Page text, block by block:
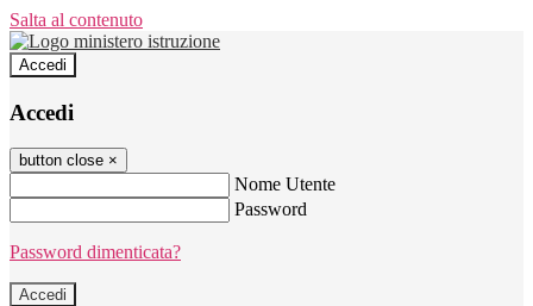
Salta al contenuto
Accedi
Accedi
button close ×
Nome Utente
Password
Password dimenticata?